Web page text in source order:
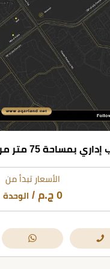
الأسعار تبدأ من
0 ج.م / الوحدة